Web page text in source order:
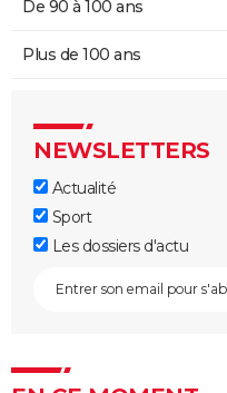
De 90 à 100 ans
Plus de 100 ans
NEWSLETTERS
Actualité
Sport
Les dossiers d'actu